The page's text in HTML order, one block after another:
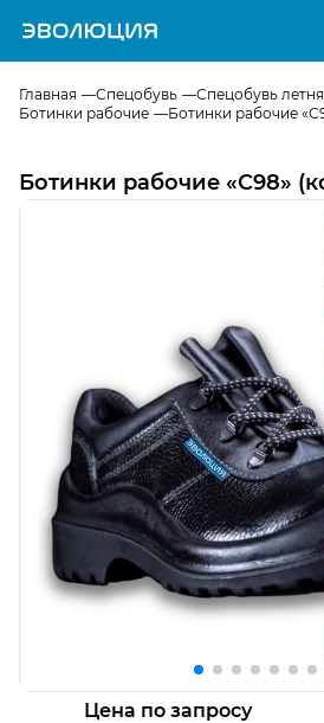
Перейти на главную страницу
Главная Спецобувь
Спецобувь
Ботинки рабочие
Ботинки рабочие
Открыть изображение
Ботинки рабочие «С98»
Цена по запросу